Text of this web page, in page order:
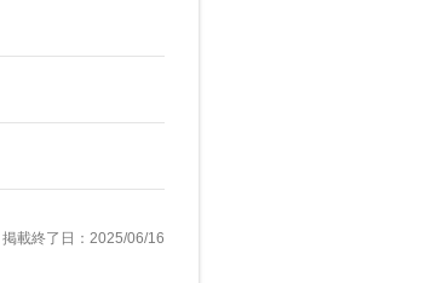
掲載終了日：2025/06/16